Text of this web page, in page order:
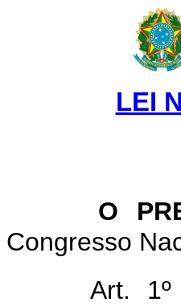
LEI
O
Congresso
Art.